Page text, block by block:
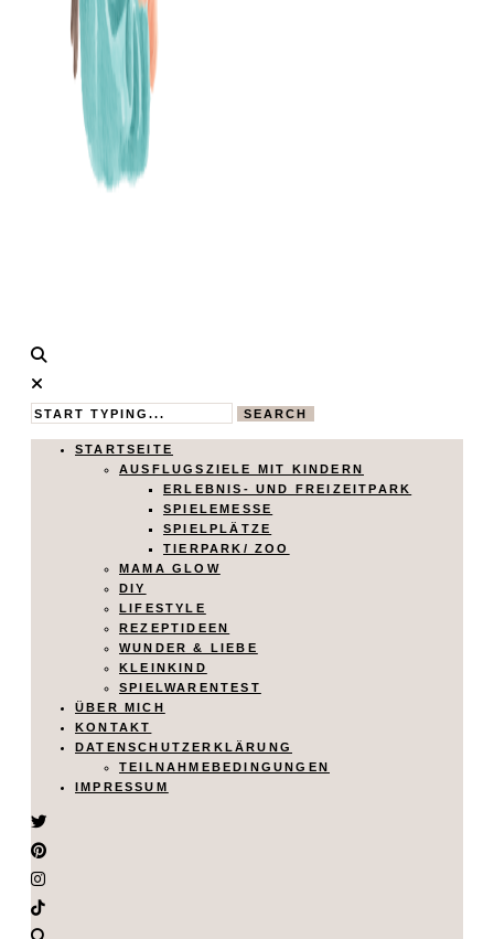
Calistas
Traum
MAMABLOG
SEARCH
STARTSEITE
AUSFLUGSZIELE MIT KINDERN
ERLEBNIS- UND FREIZEITPARK
SPIELEMESSE
SPIELPLÄTZE
TIERPARK/ ZOO
MAMA GLOW
DIY
LIFESTYLE
REZEPTIDEEN
WUNDER & LIEBE
KLEINKIND
SPIELWARENTEST
ÜBER MICH
KONTAKT
DATENSCHUTZERKLÄRUNG
TEILNAHMEBEDINGUNGEN
IMPRESSUM